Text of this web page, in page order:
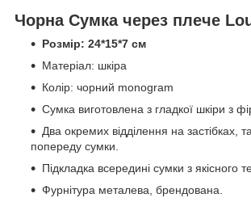
Чорна Сумка через плече
Розмір: 24*15*7 см
Матеріал: шкіра
Колір: чорний monogram
Сумка виготовлена з гладкої шкіри з
Два окремих відділення на застібках,
попереду сумки.
Підкладка всередині сумки з якісного
Фурнітура металева, брендована.